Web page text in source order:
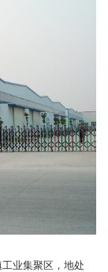
业集聚区，地处